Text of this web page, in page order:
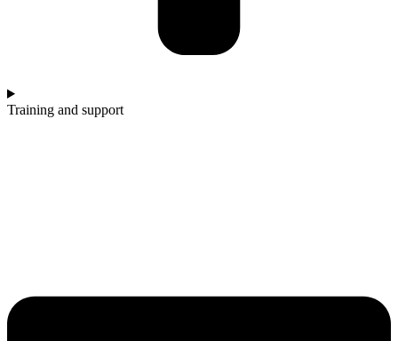
Training and support